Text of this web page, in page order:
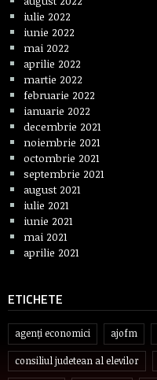
iulie 2022
iunie 2022
mai 2022
aprilie 2022
martie 2022
februarie 2022
ianuarie 2022
decembrie 2021
noiembrie 2021
octombrie 2021
septembrie 2021
august 2021
iulie 2021
iunie 2021
mai 2021
aprilie 2021
ETICHETE
agenți economici ajofm
consiliul judetean al elevilor